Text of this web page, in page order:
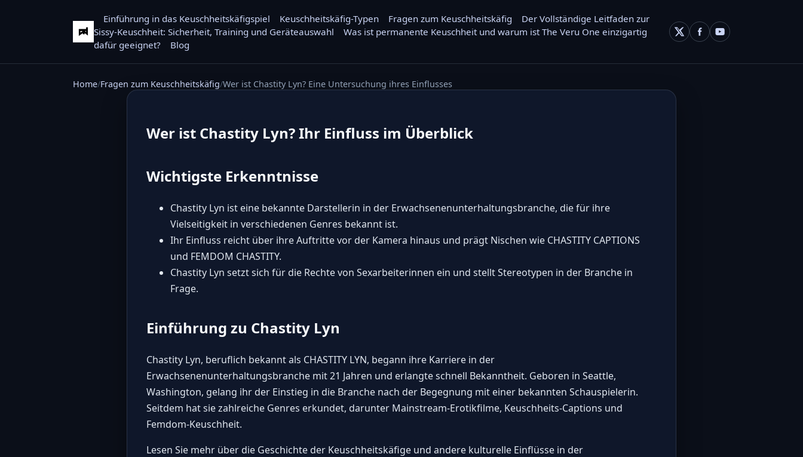
Einführung in das Keuschheitskäfigspiel Keuschheitskäfig-Typen Fragen zum Keuschheitskäfig
Der Vollständige Leitfaden zur
Sissy-Keuschheit: Sicherheit, Training und Geräteauswahl
Was ist permanente Keuschheit und warum ist The Veru One einzigartig
dafür geeignet?
Blog
Home Fragen zum Keuschheitskäfig Wer ist Chastity Lyn? Eine Untersuchung ihres Einflusses
Wer ist Chastity Lyn? Ihr Einfluss im Überblick
Wichtigste Erkenntnisse
Chastity Lyn ist eine bekannte Darstellerin in der Erwachsenenunterhaltungsbranche, die für ihre
Vielseitigkeit in verschiedenen Genres bekannt ist.
Ihr Einfluss reicht über ihre Auftritte vor der Kamera hinaus und prägt Nischen wie CHASTITY CAPTIONS
und FEMDOM CHASTITY.
Chastity Lyn setzt sich für die Rechte von Sexarbeiterinnen ein und stellt Stereotypen in der Branche in
Frage.
Einführung zu Chastity Lyn
Chastity Lyn, beruflich bekannt als CHASTITY LYN, begann ihre Karriere in der
Erwachsenenunterhaltungsbranche mit 21 Jahren und erlangte schnell Bekanntheit. Geboren in Seattle,
Washington, gelang ihr der Einstieg in die Branche nach der Begegnung mit einer bekannten Schauspielerin.
Seitdem hat sie zahlreiche Genres erkundet, darunter Mainstream-Erotikfilme, Keuschheits-Captions und
Femdom-Keuschheit.
Lesen Sie mehr über die Geschichte der Keuschheitskäfige und andere kulturelle Einflüsse in der